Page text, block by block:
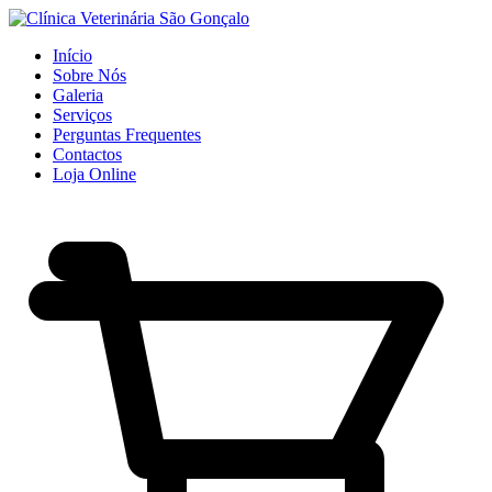
Início
Sobre Nós
Galeria
Serviços
Perguntas Frequentes
Contactos
Loja Online